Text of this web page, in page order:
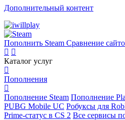
Дополнительный контент
Пополнить Steam Сравнение
Каталог услуг
Пополнения
Пополнение Steam Пополнение
PUBG Mobile UC Робуксы для
Prime-статус в CS 2 Все сервисы